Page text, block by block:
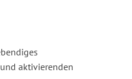
aktivierenden